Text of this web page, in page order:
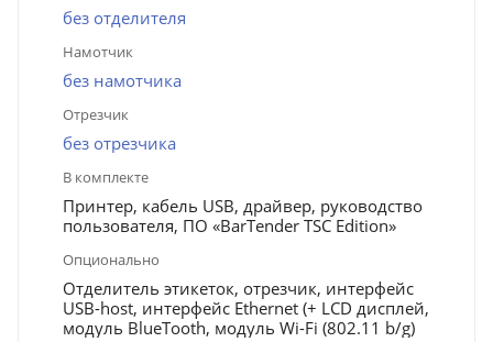
без отделителя
Намотчик
без намотчика
Отрезчик
без отрезчика
В комплекте
Принтер, кабель USB, драйвер, руководство
пользователя, ПО «BarTender TSC Edition»
Опционально
Отделитель этикеток, отрезчик, интерфейс
USB-host, интерфейс Ethernet (+ LCD дисплей,
модуль BlueTooth, модуль Wi-Fi (802.11 b/g)